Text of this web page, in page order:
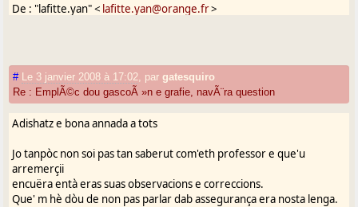
De : "lafitte.yan" < lafitte.yan@orange.fr>
Objet : [G(V)asconha doman] Empléc dou gascoûn e grafie
Qu'arrespoùni au messadyë simpatic de M. Ronan Lattuga, qui sap
disë mercés
pous rensegneméns qui'u soun estats balhats sus l'ancienetat dou
gascoûn.
# Le 3 janvier 2008 à 17:02 pargatesquiro
Re : EmplÃ©c dou gascoÃ »n e grafie, navÃ¨ra question
Adishatz e bona annada a tots
Jo tanpòc non soi pas tan saberut com'eth professor e que'u
arremerçii
encuëra entà eras suas observacions e correccions.
Que' m hè dòu de non pas parlar dab assegurança era nosta lenga.